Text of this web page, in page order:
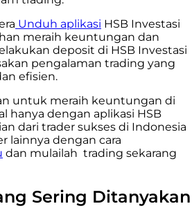
Unduh aplikasi HSB Investasi
meraih keuntungan dan
deposit di HSB Investasi
pengalaman trading yang
efisien.
untuk meraih keuntungan di
hanya dengan aplikasi HSB
dari trader sukses di Indonesia
lainnya dengan cara
dan mulailah trading sekarang
Sering Ditanyakan